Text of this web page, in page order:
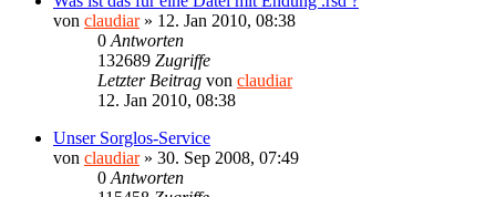
von claudiar» 12. Jan 2010, 08:38
0 Antworten
132689 Zugriffe
Letzter Beitrag von claudiar
12. Jan 2010, 08:38
Unser Sorglos-Service
von claudiar» 30. Sep 2008, 07:49
0 Antworten